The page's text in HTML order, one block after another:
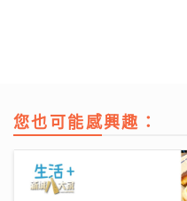
您也可能感興趣：